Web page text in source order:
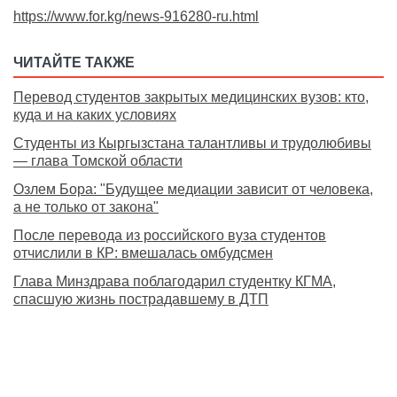
https://www.for.kg/news-916280-ru.html
ЧИТАЙТЕ ТАКЖЕ
Перевод студентов закрытых медицинских вузов: кто,
куда и на каких условиях
Студенты из Кыргызстана талантливы и трудолюбивы
— глава Томской области
Озлем Бора: "Будущее медиации зависит от человека,
а не только от закона"
После перевода из российского вуза студентов
отчислили в КР: вмешалась омбудсмен
Глава Минздрава поблагодарил студентку КГМА,
спасшую жизнь пострадавшему в ДТП